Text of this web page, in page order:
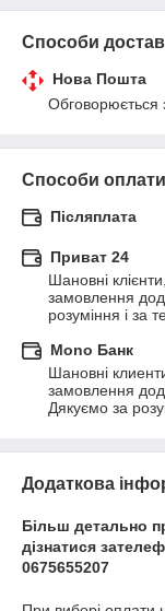
Способи
Нова Пошта
Обговорюється
Способи оплати
Післяплата
Приват 24
Шановні
замовлення
розуміння і за
Mono Банк
Шановні
замовлення
Дякуємо за
Додаткова
Більш детально
дізнатися
0675655207